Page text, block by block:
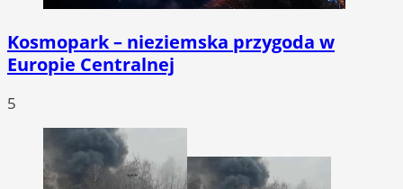
Kosmopark – nieziemska przygoda w
Europie Centralnej
5